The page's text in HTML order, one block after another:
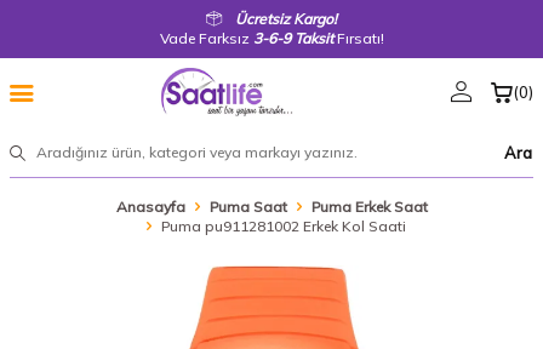
Ücretsiz Kargo!
Vade Farksız 3-6-9 TaksitFırsatı!
Ara
(0)
Anasayfa Puma Saat
Puma Erkek Saat
Puma pu911281002 Erkek Kol Saati